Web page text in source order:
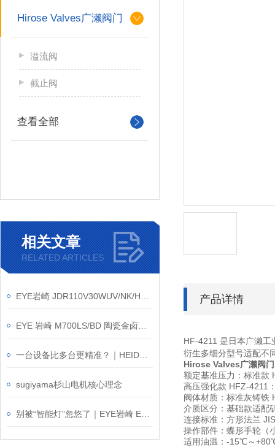
Hirose Valves广濑阀门
溢流阀
截止阀
查看全部
相关文章
RELATED ARTICLES
sugiyama杉山电机核心理念
产品详情
HF-4211 是日本广濑工
衍生多细分型号适配不
Hirose Valves广濑阀
额定基准压力：标准款
高压强化款 HFZ-4211
阀体材质：标准灰铸铁
介质区分：基础款适配
连接标准：方形法兰
操作部件：蝶形手轮（
适用油温：-15℃～